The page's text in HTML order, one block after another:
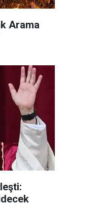
Arama